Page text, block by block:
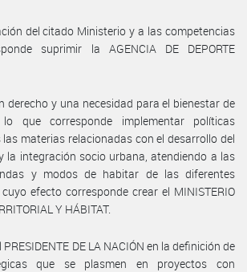
del citado Ministerio y a las competencias
suprimir la AGENCIA DE DEPORTE
derecho y una necesidad para el bienestar de
que corresponde implementar políticas
materias relacionadas con el desarrollo del
la integración socio urbana, atendiendo a las
y modos de habitar de las diferentes
efecto corresponde crear el MINISTERIO
Y HÁBITAT.
DE LA NACIÓN en la definición de
que se plasmen en proyectos con